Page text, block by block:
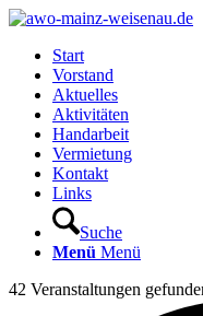
Start
Vorstand
Aktuelles
Aktivitäten
Handarbeit
Vermietung
Kontakt
Links
Suche
Menü Menü
42 Veranstaltungen